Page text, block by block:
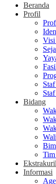
Beranda
Profil
Visi
Bidang
Informasi